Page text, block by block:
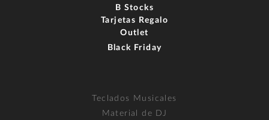
B Stocks
Tarjetas Regalo
Outlet
Black Friday
Teclados Musicales
Material de DJ